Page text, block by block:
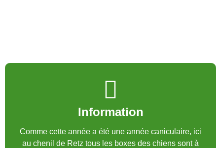
Information
Comme cette année a été une année caniculaire, ici
au chenil de Retz tous les boxes des chiens sont à